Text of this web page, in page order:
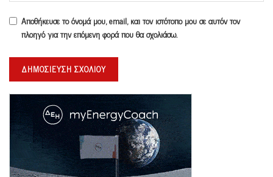
Αποθήκευσε το όνομά μου, email, και τον ιστότοπο μου σε αυτόν τον
πλοηγό για την επόμενη φορά που θα σχολιάσω.